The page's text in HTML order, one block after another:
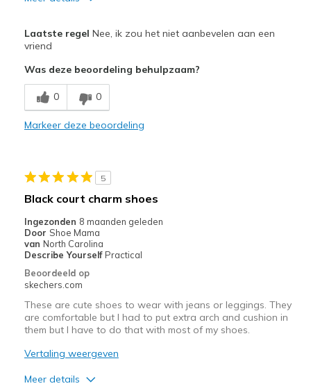
Poor Cushioning
Poor Quality
Beste toepassingen
Casual Wear
Sizing
Feels true to size
View On Shoes
I'm Into Shoes
Laatste regel Nee, ik zou het niet aanbevelen aan een
vriend
Was deze beoordeling behulpzaam?
0 0
Markeer deze beoordeling
5
Black court charm shoes
Ingezonden 8 maanden geleden
Door Shoe Mama
van North Carolina
Describe Yourself Practical
Beoordeeld op
skechers.com
These are cute shoes to wear with jeans or leggings. They
are comfortable but I had to put extra arch and cushion in
them but I have to do that with most of my shoes.
Vertaling weergeven
Meer details